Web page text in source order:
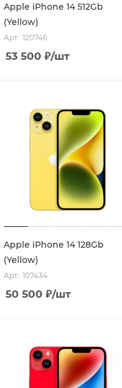
Apple iPhone 14 512Gb
(Yellow)
Арт.: 120746
53 500 ₽/шт
Apple iPhone 14 128Gb
(Yellow)
Арт.: 107434
50 500 ₽/шт